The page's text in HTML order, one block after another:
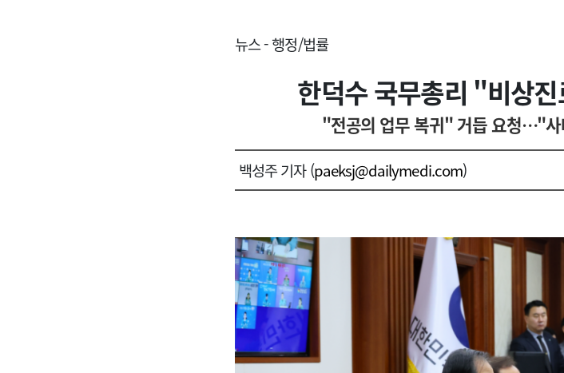
뉴스 - 행정/법률
한덕수 국무총리 "비상
"전공의 업무 복귀" 거듭 요청…"
백성주 기자 (paeksj@dailymedi.com)